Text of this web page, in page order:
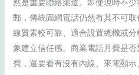
然是重要聯絡渠道。即使現時不
郵，傳統固網電話仍然有其不可
線質素較可靠、適合設置總機或
象建立信任感。商業電話月費是
費，還要看有沒有內線、來電顯